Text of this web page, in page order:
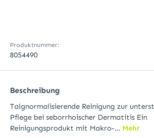
Produktnummer:
8054490
Beschreibung
Talgnormalisierende Reinigung zur
Pflege bei seborrhoischer Dermatitis Ein
Reinigungsprodukt mit Makro-… Mehr